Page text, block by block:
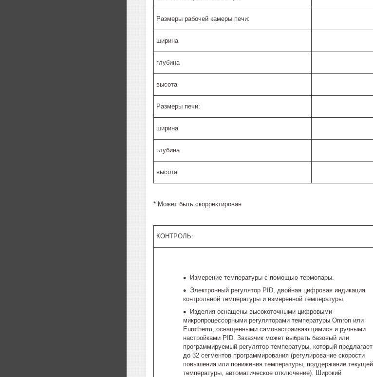
Размеры рабочей камеры печи:
ширина
глубина
высота
Размеры печи:
ширина
глубина
высота
* Может быть скорректирован
КОНТРОЛЬ:
Измерение температуры с помощью термопары.
Электронный регулятор PID, двойная цифровая индикация
контрольной температуры и измеренной температуры.
Изделия оснащены высокоточными цифровыми
микропроцессорными регуляторами температуры Omron или
Eurotherm, оснащенными самонастраивающимися и ручными
настройками PID. Заказчик может выбрать базовый или
программируемый регулятор температуры, который предлагает
до 32 сегментов программирования (регулирование скорости
повышения или понижения температуры, поддержание текущей
температуры, автоматическое отключение). Широкий